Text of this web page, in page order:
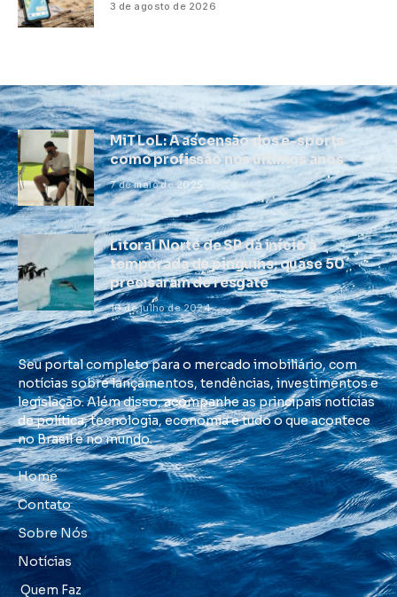
3 de agosto de 2026
MiT LoL: A ascensão dos e-sports
como profissão nos últimos anos
7 de maio de 2025
Litoral Norte de SP dá início à
temporada de pinguins; quase 50
precisaram de resgate
10 de julho de 2024
Seu portal completo para o mercado imobiliário, com
notícias sobre lançamentos, tendências, investimentos e
legislação. Além disso, acompanhe as principais notícias
de política, tecnologia, economia e tudo o que acontece
no Brasil e no mundo.
Home
Contato
Sobre Nós
Notícias
Quem Faz